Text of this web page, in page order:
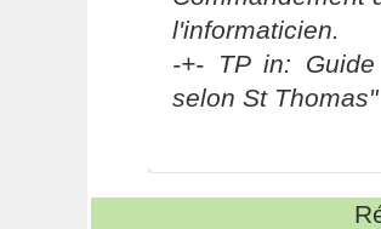
l'informaticien.
-+- TP in:
selon St Thomas"